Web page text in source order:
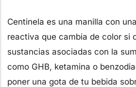
Centinela es una manilla con
reactiva que cambia de color si
sustancias asociadas con la
como GHB, ketamina o
poner una gota de tu bebida